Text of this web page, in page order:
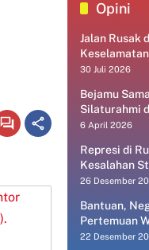
Opini
Jalan Rusak
30 Juli 2026
Bejamu
Silaturahmi
6 April 2026
Represi di
Kesalahan
26 Desember
Bantuan,
Pertemuan
Perspektif
22 Desember